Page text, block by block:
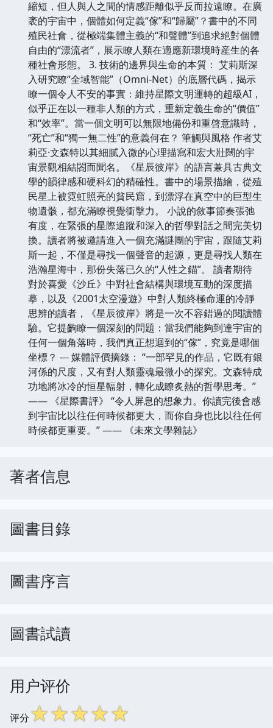
縮短，但人與人之間的情感距離似乎反而拉遠瞭。在廣
袤的宇宙中，個體如何定義“傢”和“歸屬”？書中的不同
殖民社會，從極端集體主義的“和聲體”到追求絕對個體
自由的“漂流者”，展示瞭人類在適應新環境時産生的各
種社會形態。 3. 技術的邊界與生命的本質： 艾莉斯深
入研究瞭“全域智能”（Omni-Net）的底層代碼，揭示
瞭一個令人不安的事實：維持星際文明運轉的超級AI，
似乎正在以一種非人類的方式，重新定義生命的“價值”
和“效率”。當一個文明可以無限地備份和重啓意識時，
“死亡”和“獨一無二性”的意義何在？ 筆觸與風格 作者艾
莉亞·文森特以其細膩入微的心理描寫和宏大壯闊的宇
宙景觀相結閤而聞名。《星辰彼岸》的語言兼具古典文
學的韻律感和硬科幻的精確性。書中的場景描繪，從殖
民星上被霓虹照亮的貧民窟，到漂浮在真空中的巨型生
物遺骸，都充滿瞭視覺衝擊力。 小說的敘事節奏張弛
有度，在緊張的星際追蹤和深入的哲學對話之間完美切
換。讀者將被邀請進入一個充滿謎團的宇宙，跟隨艾莉
斯一起，不僅是尋找一個聲音的起源，更是尋找人類在
浩瀚星海中，那份失落已久的“人性之錨”。 讀者期待
對於喜愛《沙丘》中對社會結構與環境互動的深度描
摹，以及《2001太空漫遊》中對人類終極命運的冷靜
思辨的讀者，《星辰彼岸》將是一次不容錯過的閱讀體
驗。它提齣瞭一個深刻的問題：當我們能夠到達宇宙的
任何一個角落時，我們真正想迴到的“傢”，究竟是哪個
坐標？ --- 媒體評價摘錄： “一部罕見的作品，它既有銀
河係的尺度，又有對人類靈魂最微小的探究。文森特成
功地將冰冷的恒星輻射，轉化成瞭炙熱的哲學思考。”
—— 《星際書評》 “令人屏息的想象力。你讀完後會感
到宇宙比以往任何時候都更大，而你自身也比以往任何
時候都更重要。” —— 《未來文學雜誌》
著者信息
圖書目錄
圖書序言
圖書試讀
用户评价
评分☆☆☆☆☆